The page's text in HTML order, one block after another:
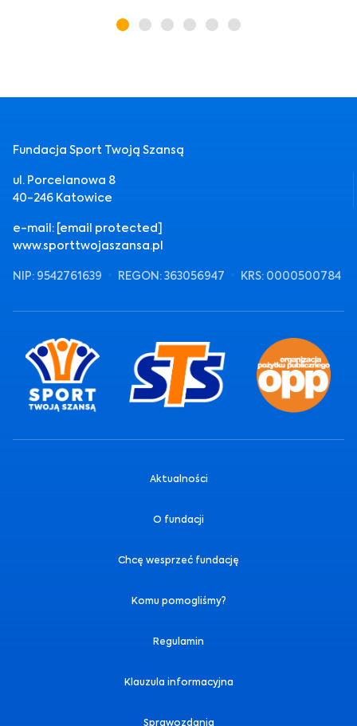
Fundacja Sport Twoją Szansą
ul. Porcelanowa 8
40-246 Katowice
e-mail: [email protected]
www.sporttwojaszansa.pl
NIP: 9542761639
REGON: 363056947 KRS: 0000500784
Aktualności
O fundacji
Chcę wesprzeć fundację
Komu pomogliśmy?
Regulamin
Klauzula informacyjna
Sprawozdania